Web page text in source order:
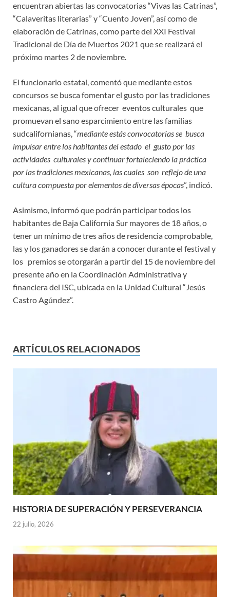
encuentran abiertas las convocatorias “Vivas las Catrinas”,
“Calaveritas literarias” y “Cuento Joven”, así como de
elaboración de Catrinas, como parte del XXI Festival
Tradicional de Día de Muertos 2021 que se realizará el
próximo martes 2 de noviembre.
El funcionario estatal, comentó que mediante estos
concursos se busca fomentar el gusto por las tradiciones
mexicanas, al igual que ofrecer eventos culturales que
promuevan el sano esparcimiento entre las familias
sudcalifornianas, “mediante estás convocatorias se busca
impulsar entre los habitantes del estado el gusto por las
actividades culturales y continuar fortaleciendo la práctica
por las tradiciones mexicanas, las cuales son reflejo de una
cultura compuesta por elementos de diversas épocas”, indicó.
Asimismo, informó que podrán participar todos los
habitantes de Baja California Sur mayores de 18 años, o
tener un mínimo de tres años de residencia comprobable,
las y los ganadores se darán a conocer durante el festival y
los premios se otorgarán a partir del 15 de noviembre del
presente año en la Coordinación Administrativa y
financiera del ISC, ubicada en la Unidad Cultural “Jesús
Castro Agúndez”.
ARTÍCULOS RELACIONADOS
HISTORIA DE SUPERACIÓN Y PERSEVERANCIA
22 julio, 2026